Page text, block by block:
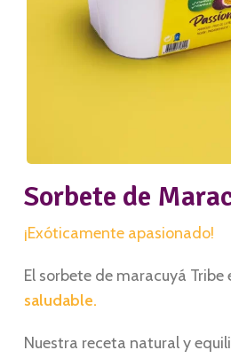
Sorbete de
¡Exóticamente apasionado!
El sorbete de maracuyá Tribe
saludable.
Nuestra receta natural y